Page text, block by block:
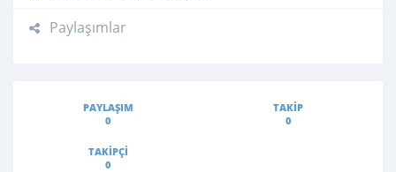
Paylaşımlar
PAYLAŞIM
0
TAKIP
0
TAKIPÇI
0